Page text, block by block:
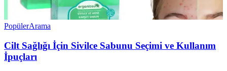
PopülerArama
Cilt Sağlığı İçin Sivilce Sabunu Seçimi ve Kullanım
İpuçları